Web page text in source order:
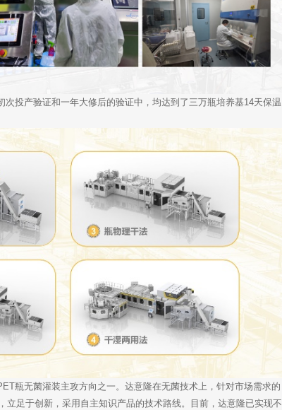
投产验证和一年大修后的验证中，均达到了三万瓶培养基14天保温
瓶无菌灌装主攻方向之一。达意隆在无菌技术上，针对市场需求的
立足于创新，采用自主知识产品的技术路线。目前，达意隆已实现不